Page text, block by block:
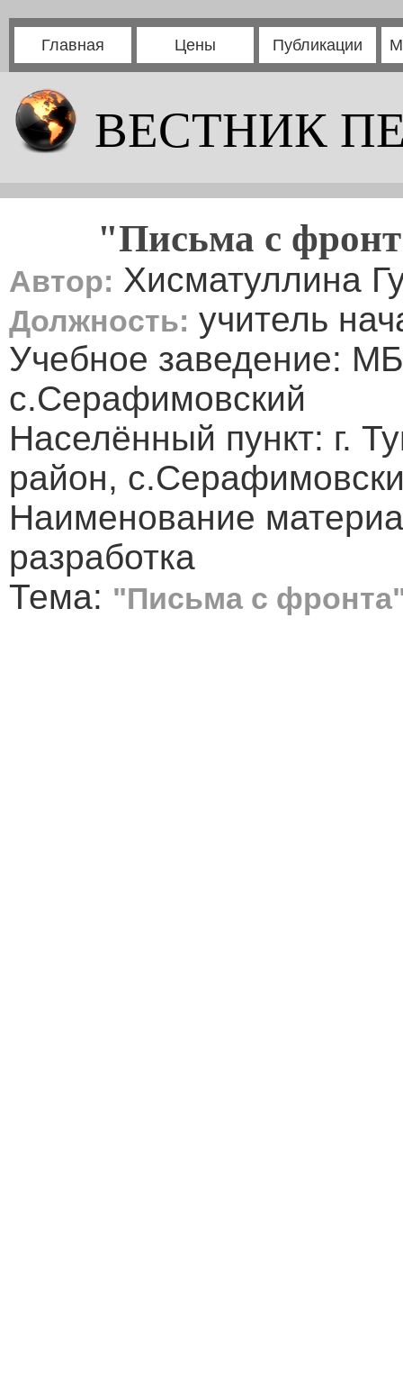
Главная Цены Публикации
ВЕСТНИК
"Письма с
Автор: Хисматуллина
Должность: учитель
Учебное заведение:
с.Серафимовский
Населённый пункт: г.
район,
Наименование
разработка
Тема: "Письма с